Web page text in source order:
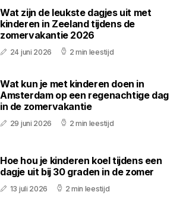
Wat zijn de leukste dagjes uit met
kinderen in Zeeland tijdens de
zomervakantie 2026
24 juni 2026 2 min leestijd
Wat kun je met kinderen doen in
Amsterdam op een regenachtige dag
in de zomervakantie
29 juni 2026 2 min leestijd
Hoe hou je kinderen koel tijdens een
dagje uit bij 30 graden in de zomer
13 juli 2026 2 min leestijd